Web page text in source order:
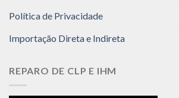
Política de Privacidade
Importação Direta e Indireta
REPARO DE CLP E IHM